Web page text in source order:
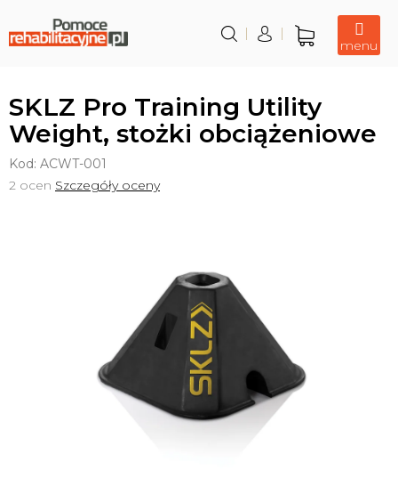
treści
Koszyk
SKLZ Pro Training Utility
Weight, stożki obciążeniowe
Kod: ACWT-001
Średnia
2 ocen Szczegóły oceny